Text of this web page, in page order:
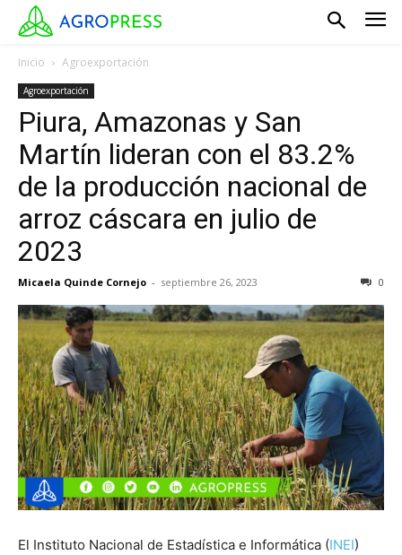
Inicio Agroexportación
Agroexportación
Piura, Amazonas y San
Martín lideran con el 83.2%
de la producción nacional de
arroz cáscara en julio de
2023
Micaela Quinde Cornejo - septiembre 26, 2023 0
El Instituto Nacional de Estadística e Informática (INEI)